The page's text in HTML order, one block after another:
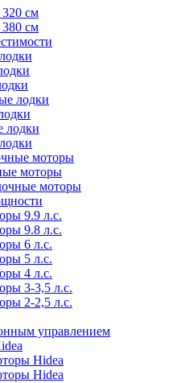
см
см
лодки
лодки
моторы
моторы
моторы
9.9 л.с.
9.8 л.с.
6 л.с.
5 л.с.
4 л.с.
3-3,5 л.с.
2-2,5 л.с.
управлением
Hidea
Hidea